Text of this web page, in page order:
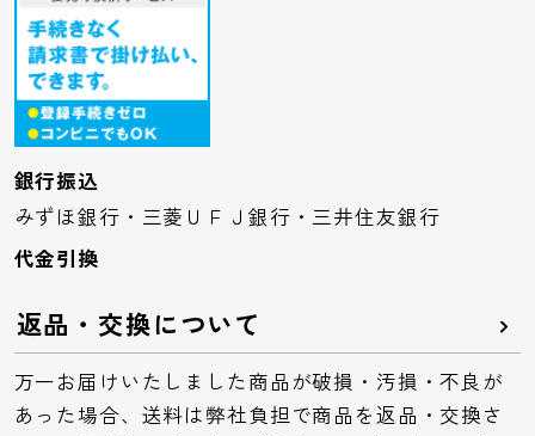
銀行振込
みずほ銀行・三菱ＵＦＪ銀行・三井住友銀行
代金引換
返品・交換について
万一お届けいたしました商品が破損・汚損・不良が
あった場合、送料は弊社負担で商品を返品・交換さ